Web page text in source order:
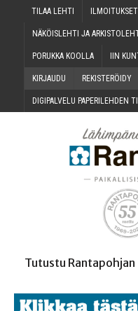
TILAA LEH­TI ILMOI­TUK­SET
NÄKÖIS­LEH­TI JA
PORUK­KA KOOLLA IIN
KIR­JAU­DU REKIS­TE­RÖI­DY
DIGI­PAL­VE­LU PAPE­RI­LEH­DEN
Tutustu